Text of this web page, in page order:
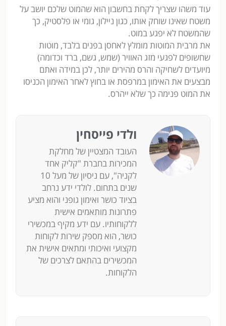
עוד משהו שצריך לקחת בחשבון הוא שהמוט שלכם יושב על
משטח שאינו שוחק אותו, כגון ניילון, גומי או פלסטיק, כך
שהמשטח לא יפגע במוט.
את מרבית המוטות מומלץ לאחסן בפנים בלבד, מוטות
שחשופים לפגעי מזג האוויר (שמש, גשם, ברד וכדומה)
מיועדים לשחיקה והרס מהירים יותר, לכן במידה ואתם
מבצעים את האימון במרפסת או בחוץ לאחר האימון הכניסו
את המוט פנימה כך שלא ייהרס.
ולדי פייסחין
העובד המצטיין של מחלקת
המכירות בחברת "קליק אחד
לקניה", עם ניסיון של מעל 10
שנים בתחום. לולדי ידע נרחב
בציוד כושר ואימון גופני והוא מציע
פתרונות מותאמים אישית
ללקוחותיו. עם ידע מקיף במכשירי
כושר, הוא מספק שירות לקוחות
מקצועי ואיכותי ומתאים אישית את
המכשירים בהתאם לצרכים של
הלקוחות.